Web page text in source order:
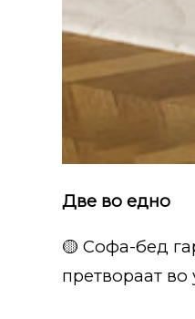
Две во едно
🟡 Софа-бед
претвораат во